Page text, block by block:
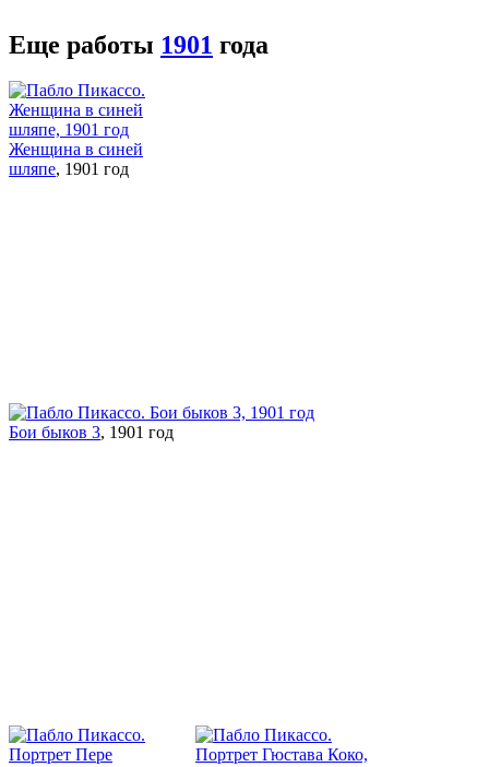
Еще работы 1901 года
Женщина в синей
шляпе, 1901 год
Бои быков 3, 1901 год